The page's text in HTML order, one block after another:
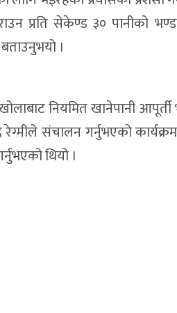
प्रति सेकेण्ड ३० पानीको
।
खोलाबाट नियमित खानेपानी
संचालन गर्नुभएको
थियो ।